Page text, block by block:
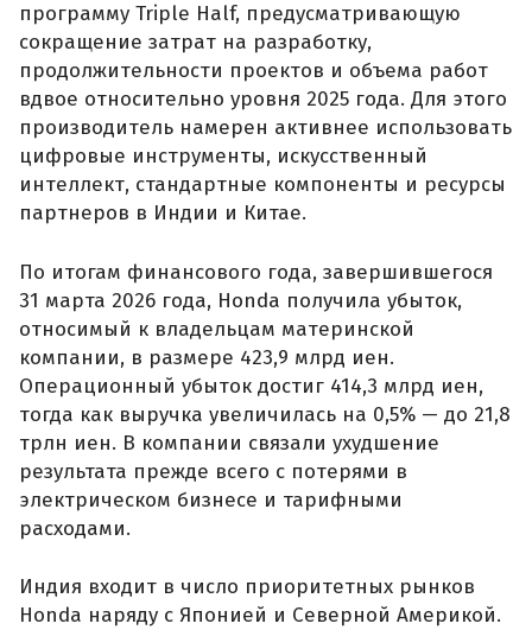
программу Triple Half, предусматривающую
сокращение затрат на разработку,
продолжительности проектов и объема работ
вдвое относительно уровня 2025 года. Для этого
производитель намерен активнее использовать
цифровые инструменты, искусственный
интеллект, стандартные компоненты и ресурсы
партнеров в Индии и Китае.
По итогам финансового года, завершившегося
31 марта 2026 года, Honda получила убыток,
относимый к владельцам материнской
компании, в размере 423,9 млрд иен.
Операционный убыток достиг 414,3 млрд иен,
тогда как выручка увеличилась на 0,5% — до 21,8
трлн иен. В компании связали ухудшение
результата прежде всего с потерями в
электрическом бизнесе и тарифными
расходами.
Индия входит в число приоритетных рынков
Honda наряду с Японией и Северной Америкой.